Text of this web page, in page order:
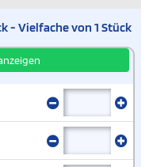
- Vielfache von 1 Stück